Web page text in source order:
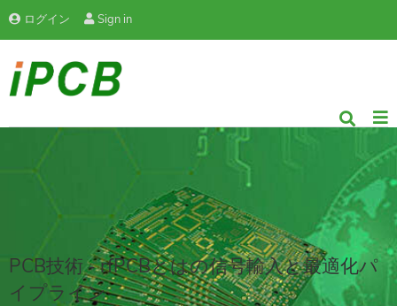
ログイン Sign in
PCB技術 - rfPCBとはの信号輸入と最適化パ
イプライン